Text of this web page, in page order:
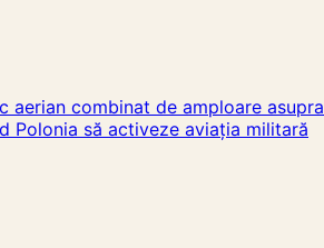
aerian combinat de amploare asupra
Polonia să activeze aviația militară